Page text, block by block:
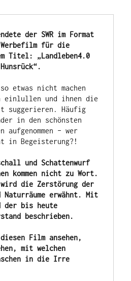
der SWR im Format
Werbefilm für die
Titel: „Landleben4.0
etwas nicht machen
einlullen und ihnen die
suggerieren. Häufig
in den schönsten
aufgenommen – wer
und Schattenwurf
kommen nicht zu Wort.
die Zerstörung der
Naturräume erwähnt. Mit
der bis heute
beschrieben.
Film ansehen,
mit welchen
in die Irre